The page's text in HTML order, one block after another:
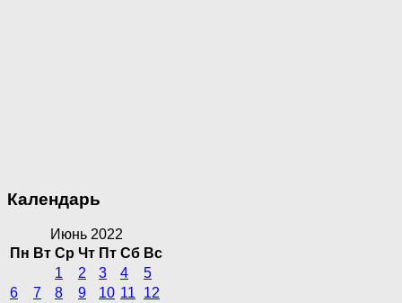
Календарь
Июнь 2022
Пн Вт Ср Чт Пт Сб Вс
1
2 3 4
5
6
7 8 9 10 11
12